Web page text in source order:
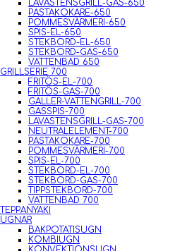
LAVASTENSGRILL-GAS-650
PASTAKOKARE-650
POMMESVÄRMERI-650
SPIS-EL-650
STEKBORD-EL-650
STEKBORD-GAS-650
VATTENBAD 650
GRILLSERIE 700
FRITÖS-EL-700
FRITÖS-GAS-700
GALLER-VATTENGRILL-700
GASSPIS-700
LAVASTENSGRILL-GAS-700
NEUTRALELEMENT-700
PASTAKOKARE-700
POMMESVÄRMERI-700
SPIS-EL-700
STEKBORD-EL-700
STEKBORD-GAS-700
TIPPSTEKBORD-700
VATTENBAD 700
TEPPANYAKI
UGNAR
BAKPOTATISUGN
KOMBIUGN